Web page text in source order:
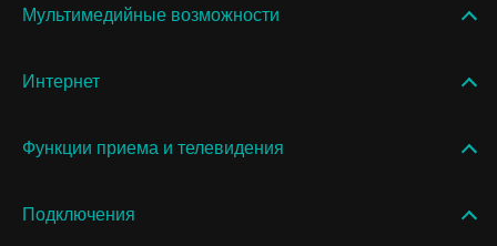
Мультимедийные возможности
Интернет
Функции приема и телевидения
Подключения